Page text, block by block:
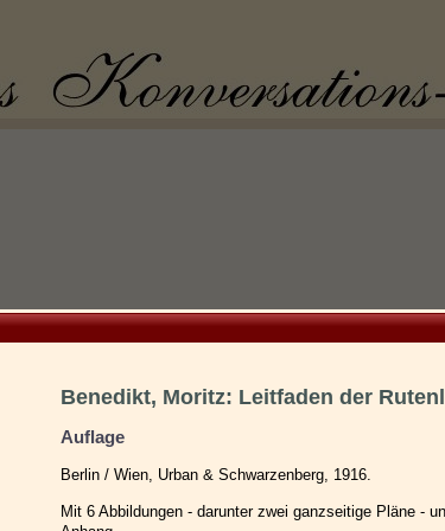
Benedikt, Moritz: Leitfaden der
Auflage
Berlin / Wien, Urban & Schwarzenberg, 1916.
Mit 6 Abbildungen - darunter zwei ganzseitige Pläne -